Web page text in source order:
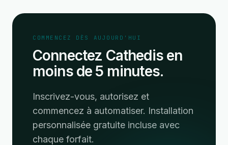
COMMENCEZ DÈS AUJOURD'HUI
Connectez Cathedis en
moins de 5 minutes.
Inscrivez-vous, autorisez et
commencez à automatiser. Installation
personnalisée gratuite incluse avec
chaque forfait.